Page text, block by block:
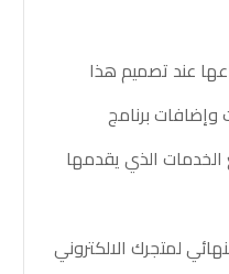
عند تصميم هذا
وإضافات برنامج
الخدمات الذي يقدمها
لمتجرك الالكتروني